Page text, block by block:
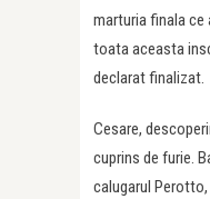
marturia finala
toata aceasta
declarat finalizat.
Cesare,
cuprins de furie.
calugarul